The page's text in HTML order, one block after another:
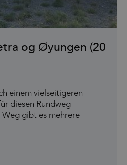
og Øyungen (20
einem vielseitigeren
diesen Rundweg
gibt es mehrere